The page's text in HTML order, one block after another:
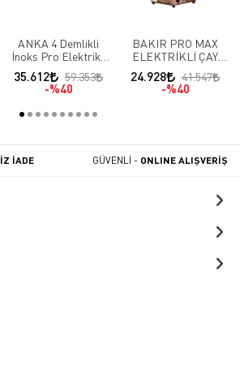
ANKA 4 Demlikli
İnoks Pro Elektrikli
Çay Kazanı IPE4
35.612
59.353
%40
BAKIR PRO MAX
ELEKTRİKLİ ÇAY
MAKİNESİ SETİ 1
DEMLİKLİ
24.928
41.547
%40
İADE GÜVENLİ - ONLINE ALIŞVERİŞ